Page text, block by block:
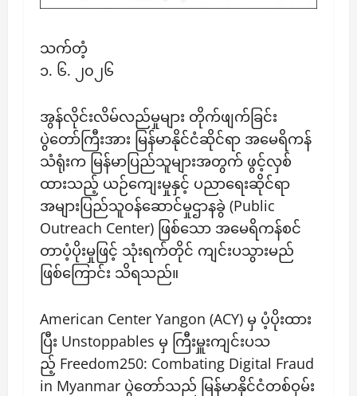
သက်တံ့
၁. ၆. ၂၀၂၆
အွန်လိုင်းလိမ်လည်မှုများ တိုက်ဖျက်ခြင်း
ပွဲတော်ကြီးအား မြန်မာနိုင်ငံဆိုင်ရာ အမေရိကန်
သံရုံးက မြန်မာပြည်သူများအတွက် ဖွင့်လှစ်
ထားသည့် ယဉ်ကျေးမှုနှင့် ပညာရေးဆိုင်ရာ
အများပြည်သူဝန်ဆောင်မှုဌာနခွဲ (Public
Outreach Center) ဖြစ်သော အမေရိကန်စင်
တာပံ့ပိုးမှုဖြင့် သုံးရက်တိုင် ကျင်းပသွားမည်
ဖြစ်ကြောင်း သိရသည်။
American Center Yangon (ACY) မှ ပံ့ပိုးထား
ပြီး Unstoppables မှ ကြီးမှူးကျင်းပသ
ည့် Freedom250: Combating Digital Fraud
in Myanmar ပွဲတော်သည် မြန်မာနိုင်ငံတစ်ဝှမ်း